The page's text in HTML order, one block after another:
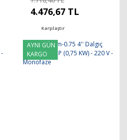
4.476,67 TL
Karşılaştır
AYNI GÜN
KARGO